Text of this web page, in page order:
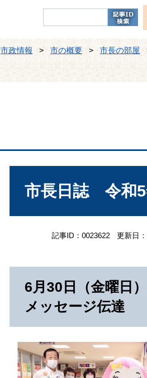
市政情報 > 市の概要 > 市長の部屋
文
市長日誌 令和5
記事ID：0023622 更新日
6月30日（金曜日
メッセージ伝達